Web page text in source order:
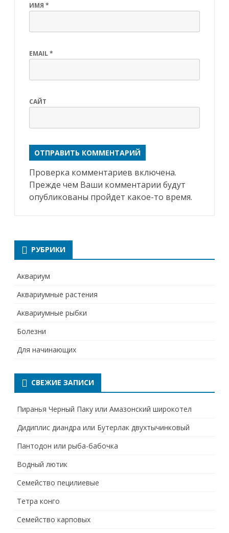
ИМЯ *
EMAIL*
САЙТ
Проверка комментариев включена.
Прежде чем Ваши комментарии будут
опубликованы пройдет какое-то время.
РУБРИКИ
Аквариум
Аквариумные растения
Аквариумные рыбки
Болезни
Для начинающих
СВЕЖИЕ ЗАПИСИ
Пиранья Черный Паку или Амазонский широкотел
Дидиплис диандра или Бутерлак двухтычинковый
Пантодон или рыба-бабочка
Водный лютик
Семейство пецилиевые
Тетра конго
Семейство карповых